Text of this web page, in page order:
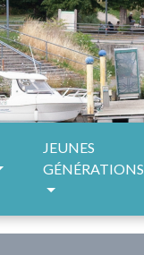
JEUNES
GÉNÉRATIONS